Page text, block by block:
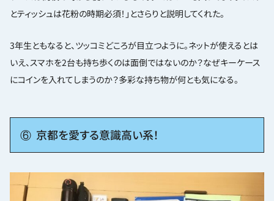
とティッシュは花粉の時期必須！」とさらりと説明してくれた。
3年生ともなると、ツッコミどころが目立つように。ネットが使えるとは
いえ、スマホを2台も持ち歩くのは面倒ではないのか？なぜキーケース
にコインを入れてしまうのか？多彩な持ち物が何とも気になる。
⑥ 京都を愛する意識高い系！